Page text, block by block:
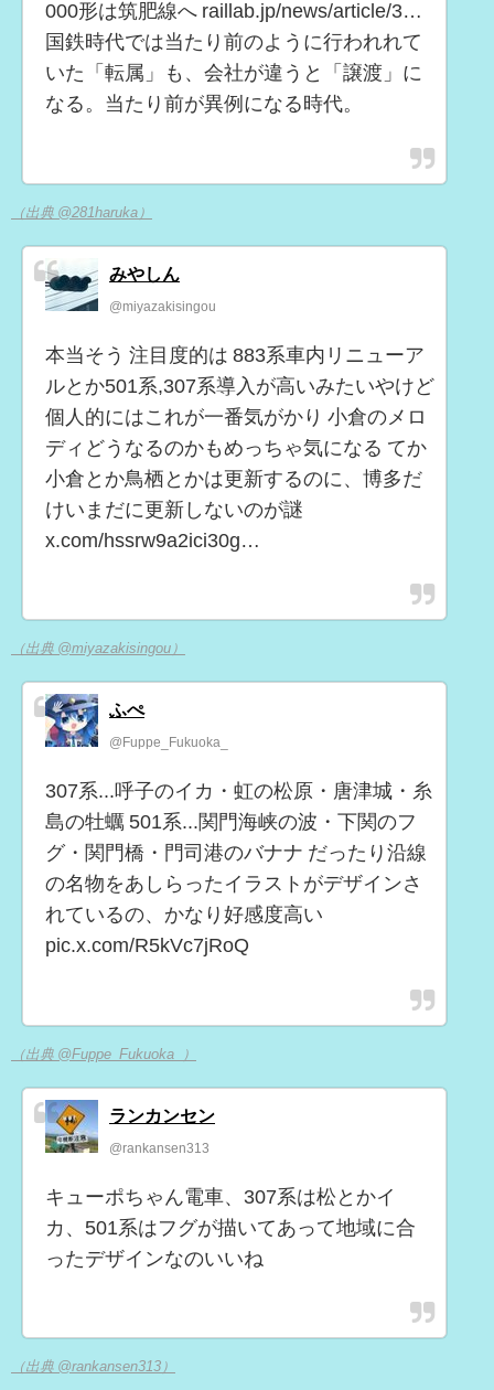
000形は筑肥線へ raillab.jp/news/article/3…
国鉄時代では当たり前のように行われれて
いた「転属」も、会社が違うと「譲渡」に
なる。当たり前が異例になる時代。
（出典 @281haruka）
みやしん
@miyazakisingou
本当そう 注目度的は 883系車内リニューア
ルとか501系,307系導入が高いみたいやけど
個人的にはこれが一番気がかり 小倉のメロ
ディどうなるのかもめっちゃ気になる てか
小倉とか鳥栖とかは更新するのに、博多だ
けいまだに更新しないのが謎
x.com/hssrw9a2ici30g…
（出典 @miyazakisingou）
ふぺ
@Fuppe_Fukuoka_
307系...呼子のイカ・虹の松原・唐津城・糸
島の牡蠣 501系...関門海峡の波・下関のフ
グ・関門橋・門司港のバナナ だったり沿線
の名物をあしらったイラストがデザインさ
れているの、かなり好感度高い
pic.x.com/R5kVc7jRoQ
（出典 @Fuppe_Fukuoka_）
ランカンセン
@rankansen313
キューポちゃん電車、307系は松とかイ
カ、501系はフグが描いてあって地域に合
ったデザインなのいいね
（出典 @rankansen313）